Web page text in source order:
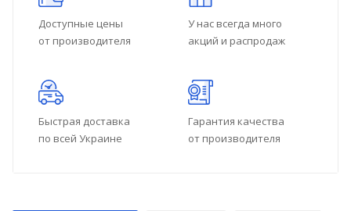
Доступные цены
от производителя
У нас всегда много
акций и распродаж
Быстрая доставка
по всей Украине
Гарантия качества
от производителя